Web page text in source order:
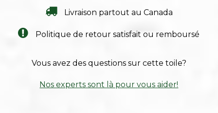
Livraison partout au Canada
Politique de retour satisfait ou remboursé
Vous avez des questions sur cette toile?
Nos experts sont là pour vous aider!